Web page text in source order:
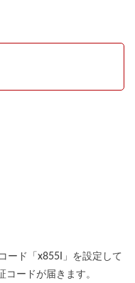
ード「x855I」を設定して
ードが届きます。